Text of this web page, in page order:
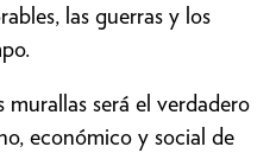
las guerras y los
murallas será el verdadero
económico y social de